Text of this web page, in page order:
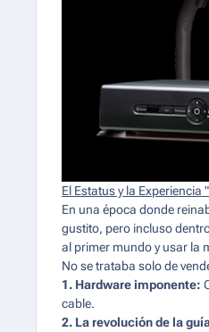
El Estatus y la Experiencia
En una época donde
gustito, pero incluso
al primer mundo y usar la
No se trataba solo de
1. Hardware imponente:
cable.
2. La revolución de la